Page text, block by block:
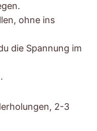
ohne ins
die Spannung im
2-3